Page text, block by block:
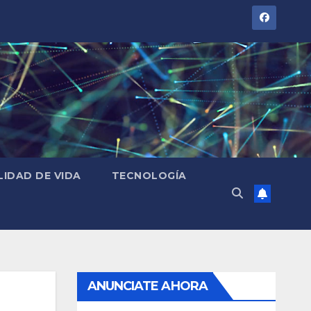
DE VIDA TECNOLOGÍA
ANUNCIATE AHORA